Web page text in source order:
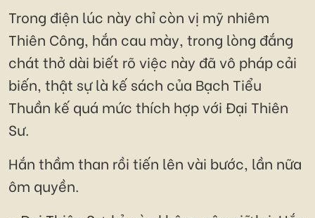
Trong điện lúc này chỉ còn vị mỹ nhiêm
Thiên Công, hắn cau mày, trong lòng đắng
chát thở dài biết rõ việc này đã vô pháp cải
biến, thật sự là kế sách của Bạch Tiểu
Thuần kế quá mức thích hợp với Đại Thiên
Sư.
Hắn thầm than rồi tiến lên vài bước, lần nữa
ôm quyền.